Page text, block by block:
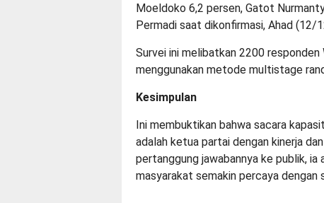
Moeldoko 6,2 persen, Gatot
Permadi saat dikonfirmasi, Ahad (12/
Survei ini melibatkan 2200
menggunakan metode multistage
Kesimpulan
Ini membuktikan bahwa sacara
adalah ketua partai dengan kinerja
pertanggung jawabannya ke publik,
masyarakat semakin percaya dengan